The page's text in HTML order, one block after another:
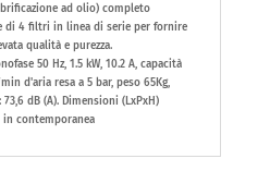
ad olio) completo
di 4 filtri in linea di serie per fornire
qualità e purezza.
50 Hz, 1.5 kW, 10.2 A, capacità
d'aria resa a 5 bar, peso 65Kg,
dB (A). Dimensioni (LxPxH)
in contemporanea